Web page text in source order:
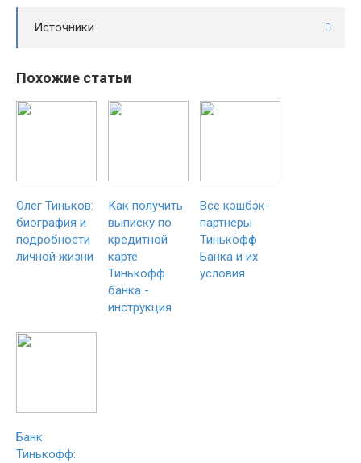
Источники
Похожие статьи
Олег Тиньков:
биография и
подробности
личной жизни
Как получить
выписку по
кредитной
карте
Тинькофф
банка -
инструкция
Все кэшбэк-
партнеры
Тинькофф
Банка и их
условия
Банк
Тинькофф: